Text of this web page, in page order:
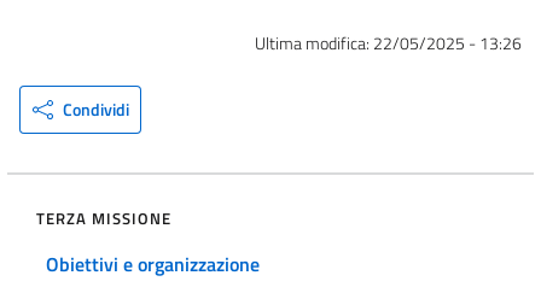
Ultima modifica: 22/05/2025 - 13:26
Condividi
TERZA MISSIONE
Obiettivi e organizzazione